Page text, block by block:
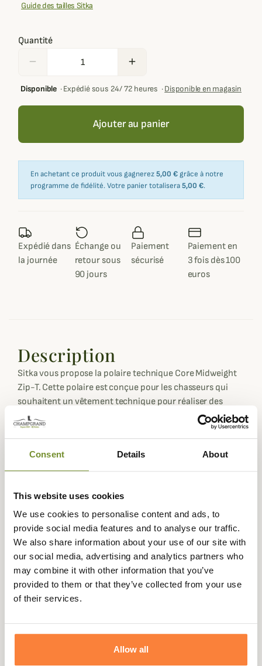
Consent Details About
This website uses cookies
We use cookies to personalise content and ads, to
provide social media features and to analyse our traffic.
We also share information about your use of our site with
our social media, advertising and analytics partners who
may combine it with other information that you’ve
provided to them or that they’ve collected from your use
of their services.
Allow all
Guide des tailles Sitka
Quantité
remove add
Disponible·Expédié sous 24/ 72 heures ·Disponible en magasin
Ajouter au panier
En achetant ce produit vous gagnerez5,00 € grâce à notre
programme de fidélité. Votre panier totalisera5,00 €.
Expédié dans
la journée
Échange ou
retour sous
90 jours
Paiement
sécurisé
Paiement en
3 fois dès 100
euros
Description
Sitka vous propose la polaire technique Core Midweight
Zip-T. Cette polaire est conçue pour les chasseurs qui
souhaitent un vêtement technique pour réaliser des
approches en montagne. La polaire Technique Core
Midweight Zip-T est confectionnée avec un tissu
vous offrir un excellent confort.
transpiration rapidement. De plus après un effort
vous soyez toujours au sec. Cette polaire technique Core
Midweight Zip-T Sitka est dotée de la technologie
Polygiene qui permet de neutraliser les odeurs de
transpiration, afin de ne pas vous faire repérer par les
animaux à cause de votre odeur.
La polaire Core Midweight Zip-T Sitka est équipée d'une
personnels. De plus elle dispose d'un zip au niveau du col
pour aérer ou garder votre chaleur corporelle.